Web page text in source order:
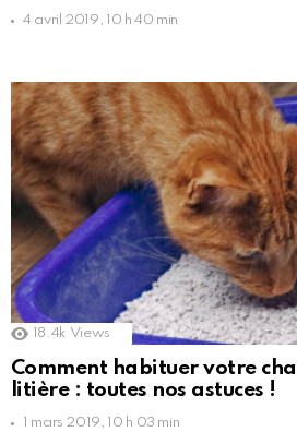
4 avril 2019, 10 h 40 min
18.4k Views
Comment habituer votre
litière : toutes nos astuces !
1 mars 2019, 10 h 03 min